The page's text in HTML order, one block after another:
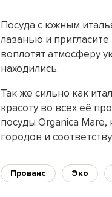
Посуда с южным
лазанью и
воплотят атмосферу
находились.
Так же сильно как
красоту во всех её
посуды Organica
городов и
Прованс Эко